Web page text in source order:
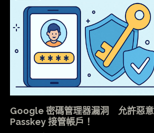
Google 密碼管理器漏洞 允許惡
Passkey 接管帳戶！